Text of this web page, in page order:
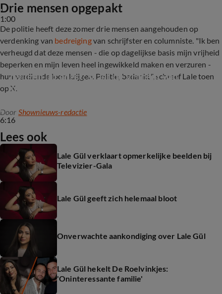
1:00
Drie mensen opgepakt
De politie heeft deze zomer drie mensen aangehouden op
verdenking van bedreigingvan schrijfster en columniste. "Ik ben
verheugd dat deze mensen - die op dagelijkse basis mijn vrijheid
beperken en mijn leven heel ingewikkeld maken en verzuren -
hun verdiende loon krijgen. Politie, bedankt", schreef Lale toen
op X.
6:16
Zwijgen uit angst: staat de vrijheid van
meningsuiting in Nederland onder druk?
Door Shownieuws-redactie
Lees ook
Lale Gül verklaart opmerkelijke beelden bij
Televizier-Gala
Lale Gül geeft zich helemaal bloot
Onverwachte aankondiging over Lale Gül
Lale Gül hekelt De Roelvinkjes:
'Oninteressante familie'